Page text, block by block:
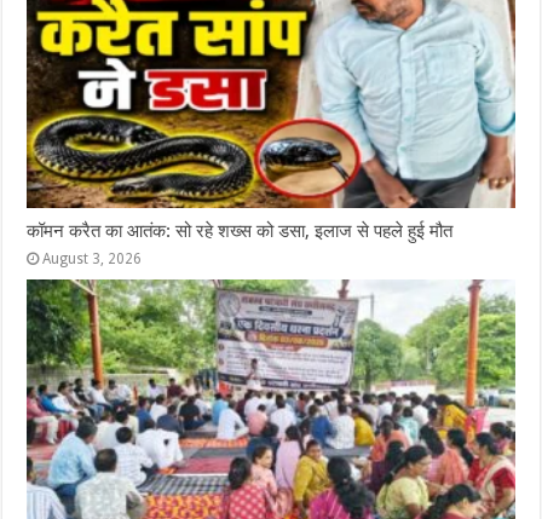
कॉमन करैत का आतंक: सो रहे शख्स को डसा, इलाज से पहले हुई मौत
August 3, 2026